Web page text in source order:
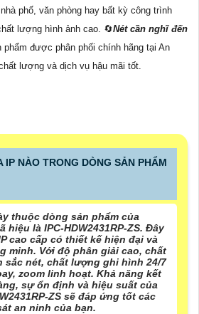
phố, văn phòng hay bất kỳ công trình
lượng hình ảnh cao. 🔄Nét cần nghĩ đến
phẩm được phân phối chính hãng tại An
lượng và dịch vụ hậu mãi tốt.
NÀO TRONG DÒNG SẢN PHẨM
thuộc dòng sản phẩm của
hiệu là IPC-HDW2431RP-ZS. Đây
cao cấp có thiết kế hiện đại và
minh. Với độ phân giải cao, chất
sắc nét, chất lượng ghi hình 24/7
zoom linh hoạt. Khả năng kết
sự ổn định và hiệu suất của
ZS sẽ đáp ứng tốt các
an ninh của bạn.